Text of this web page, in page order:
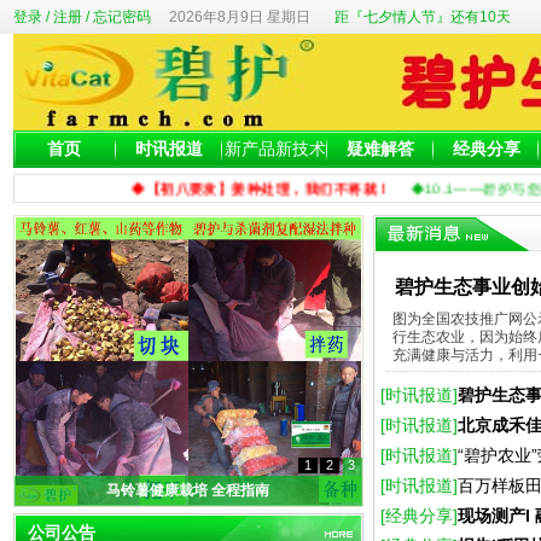
登录/注册/忘记密码 2026年8月9日 星期日 距『七夕情人节』还有10天
首页 时讯报道 新产品新技术 疑难解答 经典分享
◆【初八要发】姜种处理，我们不将就！ ◆10.1——碧护与您共
1 2 3
马铃薯健康栽培 全程指南
公司公告
碧护生态事业创
图为全国农技推广网
行生态农业，因为始
充满健康与活力，利
[时讯报道]碧护生态
称号
[时讯报道]北京成禾
[时讯报道]“碧护农业
明”奖
[时讯报道]百万样板
[经典分享]现场测产I